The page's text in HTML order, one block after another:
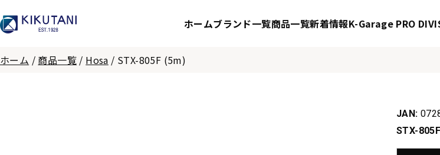
ホームブランド一覧商品一覧新着情報K-Garage PRO
ホーム / 商品一覧 / Hosa / STX-805F (5m)
JAN:
STX-